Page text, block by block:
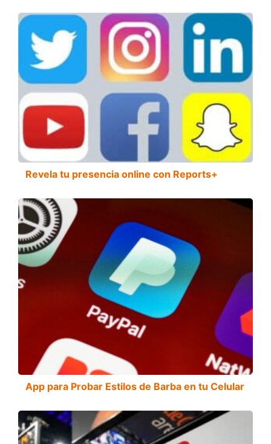
Revela tu presencia online con Reports+
App para Probar Estilos de Barba en tu Celular